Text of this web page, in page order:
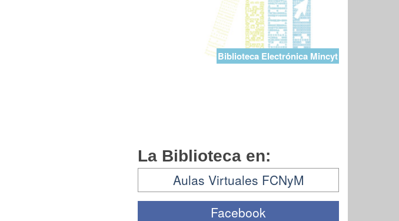
Biblioteca Electrónica Mincyt
La Biblioteca en:
Aulas Virtuales FCNyM
Facebook